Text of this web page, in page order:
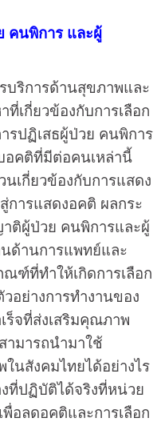
คนพิการ และผู้
การด้านสุขภาพและ
เกี่ยวข้องกับการเลือก
รปฏิเสธผู้ป่วย คนพิการ
อคติที่มีต่อคนเหล่านี้
นเกี่ยวข้องกับการแสดง
การแสดงอคติ ผลกระ
ติผู้ป่วย คนพิการและผู้
ด้านการแพทย์และ
ฑ์ที่ทำให้เกิดการเลือก
อย่างการทำงานของ
ร็จที่ส่งเสริมคุณภาพ
ามารถนำมาใช้
นสังคมไทยได้อย่างไร
ที่ปฏิบัติได้จริงที่หน่วย
อลดอคติและการเลือก